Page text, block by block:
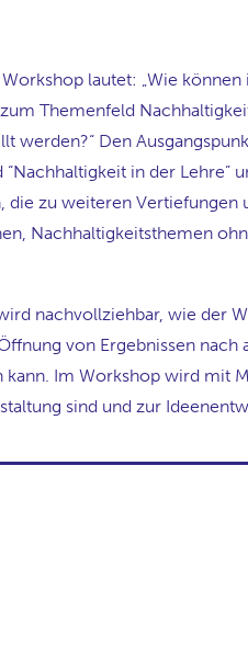
lautet: „Wie
Themenfeld
werden?“ Den
in der Lehre”
die zu weiteren Vertiefungen
Nachhaltigkeitsthemen
nachvollziehbar, wie der
von Ergebnissen
kann. Im Workshop wird mit
sind und zur